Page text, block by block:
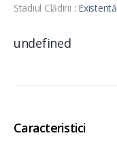
Stadiul Clădirii : Existentă
undefined
Caracteristici